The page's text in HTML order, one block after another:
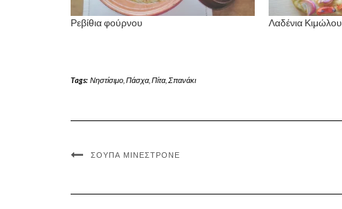
Ρεβίθια φούρνου Λαδένια Κιμώλου
Tags: Νηστίσιμο, Πάσχα, Πίτα, Σπανάκι
ΣΟΎΠΑ ΜΙΝΕΣΤΡΌΝΕ